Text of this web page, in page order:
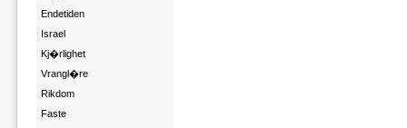
Endetiden
Israel
Kj�rlighet
Vrangl�re
Rikdom
Faste